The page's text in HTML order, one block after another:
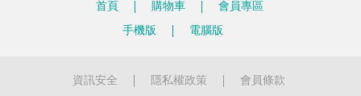
首頁 購物車
會員專區
手機版
電腦版
資訊安全 隱私權政策 會員條款